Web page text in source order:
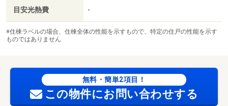
目安光熱費 -
※住棟ラベルの場合、住棟全体の性能を示すもので、特定の住戸の性能を示す
ものではありません
無料・簡単2項目！
この物件にお問い合わせする